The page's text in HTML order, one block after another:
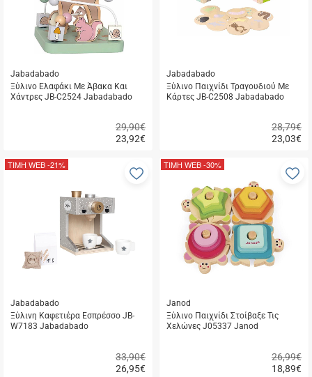
Jabadabado
Ξύλινο Ελαφάκι Με Άβακα Και
Χάντρες JB-C2524 Jabadabado
23,92€
29,90€
αγορά
Jabadabado
Ξύλινο Παιχνίδι Τραγουδιού Με
Κάρτες JB-C2508 Jabadabado
23,03€
28,79€
αγορά
Jabadabado
Ξύλινη Καφετιέρα Εσπρέσσο JB-
W7183 Jabadabado
26,95€
33,90€
ΤΙΜΗ WEB-21%
Προσθήκη
αγαπημένα
Janod
Ξύλινο Παιχνίδι Στοίβαξε Τις
Χελώνες J05337 Janod
18,89€
26,99€
ΤΙΜΗ WEB-30%